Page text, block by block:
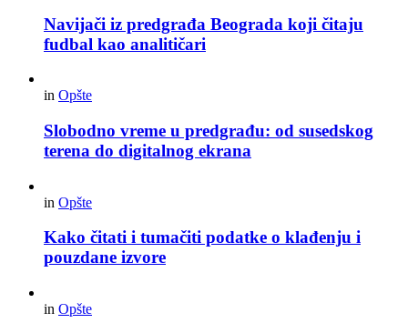
Navijači iz predgrađa Beograda koji čitaju
fudbal kao analitičari
in Opšte
Slobodno vreme u predgrađu: od susedskog
terena do digitalnog ekrana
in Opšte
Kako čitati i tumačiti podatke o klađenju i
pouzdane izvore
in Opšte